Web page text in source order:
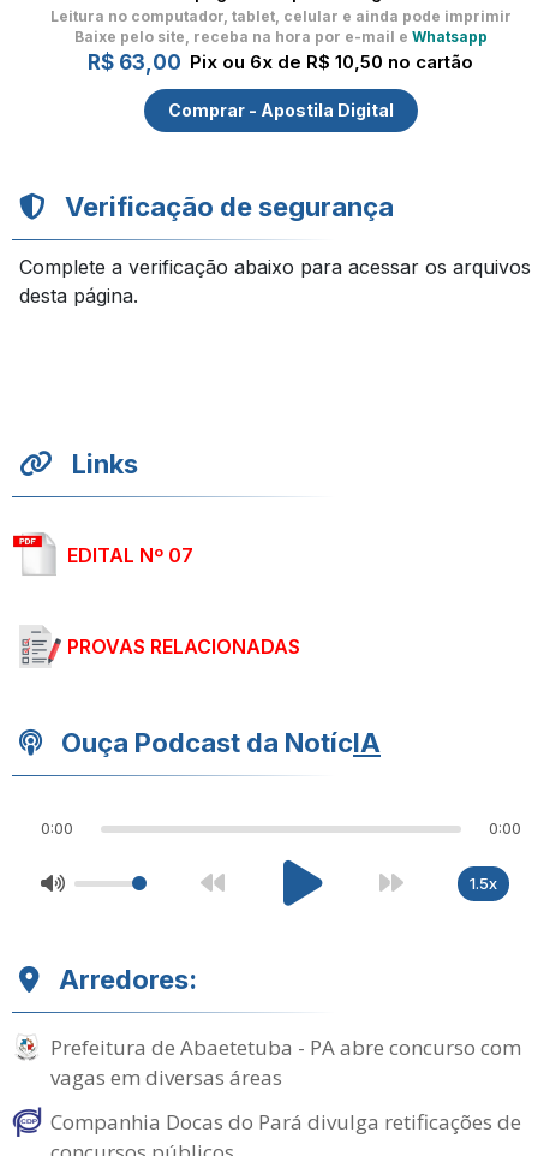
Leitura no computador, tablet, celular e ainda pode imprimir
Baixe pelo site, receba na hora por e-mail e Whatsapp
R$ 63,00 Pix ou 6x de R$ 10,50 no cartão
Comprar - Apostila Digital
Verificação de segurança
Complete a verificação abaixo para acessar os arquivos
desta página.
Links
EDITAL Nº 07
PROVAS RELACIONADAS
Ouça Podcast da NotícIA
0:00 0:00
1.5x
Arredores:
Prefeitura de Abaetetuba - PA abre concurso com
vagas em diversas áreas
Companhia Docas do Pará divulga retificações de